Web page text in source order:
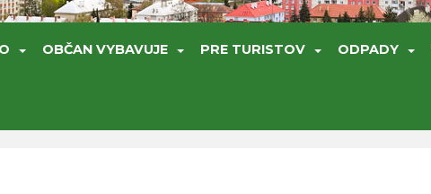
OBČAN VYBAVUJE PRE TURISTOV ODPADY